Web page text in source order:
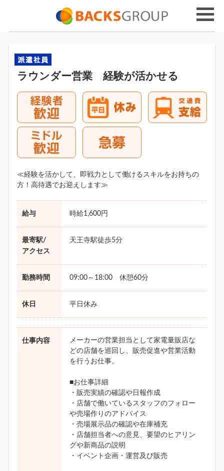
ラウンダー営業 経験が活かせる
≪経験を活かして、即戦力として働けるスキルをお持ちの
方！高待遇でお迎えします≫
給与 時給1,600円
最寄駅/
アクセス
天王寺駅徒歩5分
勤務時間 09:00～18:00 休憩60分
休日 平日休み
仕事内容
メーカーの営業担当として家電量販店な
どの店舗を巡回し、販売促進や営業活動
を行うお仕事。
■お仕事詳細
・販売実績の確認や日報作成
・店舗で働いているスタッフのフォロー
や売場作りのアドバイス
・売場展示品の確認や在庫補充
・店舗担当者への意見、要望のヒアリン
グや新商品の説明
・イベント企画・運営及び販売